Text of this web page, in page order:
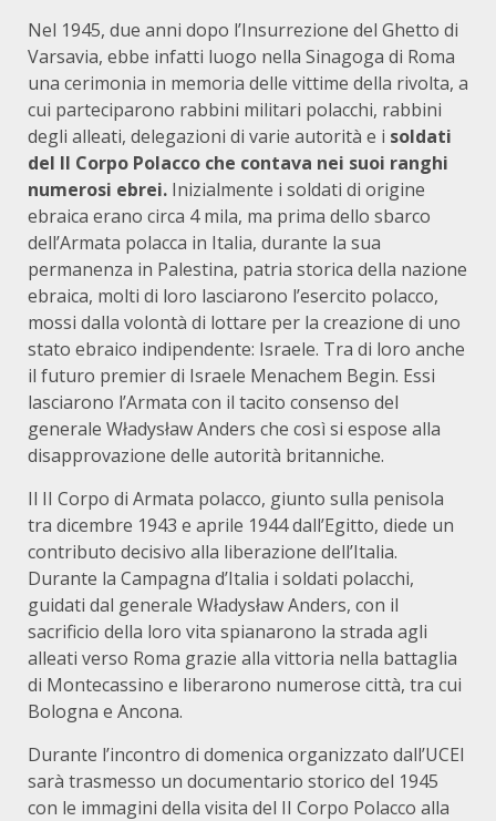
Nel 1945, due anni dopo l’Insurrezione del Ghetto di
Varsavia, ebbe infatti luogo nella Sinagoga di Roma
una cerimonia in memoria delle vittime della rivolta, a
cui parteciparono rabbini militari polacchi, rabbini
degli alleati, delegazioni di varie autorità e i soldati
del II Corpo Polacco che contava nei suoi ranghi
numerosi ebrei. Inizialmente i soldati di origine
ebraica erano circa 4 mila, ma prima dello sbarco
dell’Armata polacca in Italia, durante la sua
permanenza in Palestina, patria storica della nazione
ebraica, molti di loro lasciarono l’esercito polacco,
mossi dalla volontà di lottare per la creazione di uno
stato ebraico indipendente: Israele. Tra di loro anche
il futuro premier di Israele Menachem Begin. Essi
lasciarono l’Armata con il tacito consenso del
generale Władysław Anders che così si espose alla
disapprovazione delle autorità britanniche.
Il II Corpo di Armata polacco, giunto sulla penisola
tra dicembre 1943 e aprile 1944 dall’Egitto, diede un
contributo decisivo alla liberazione dell’Italia.
Durante la Campagna d’Italia i soldati polacchi,
guidati dal generale Władysław Anders, con il
sacrificio della loro vita spianarono la strada agli
alleati verso Roma grazie alla vittoria nella battaglia
di Montecassino e liberarono numerose città, tra cui
Bologna e Ancona.
Durante l’incontro di domenica organizzato dall’UCEI
sarà trasmesso un documentario storico del 1945
con le immagini della visita del II Corpo Polacco alla